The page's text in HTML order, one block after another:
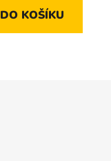
DO KOŠÍKU